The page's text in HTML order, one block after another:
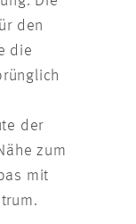
den
die
der
zum
mit